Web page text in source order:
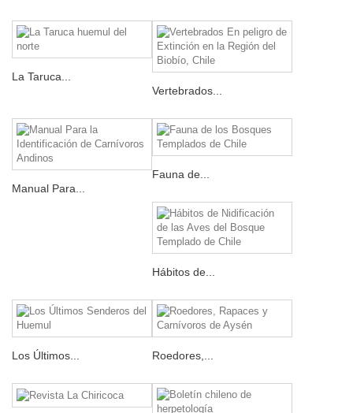
La Taruca...
Vertebrados...
Manual Para...
Fauna de...
Hábitos de...
Los Últimos... Roedores,...